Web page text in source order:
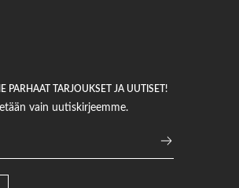
PARHAAT TARJOUKSET JA UUTISET!
vain uutiskirjeemme.